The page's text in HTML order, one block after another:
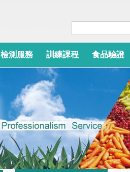
檢測服務 訓練課程 食品驗證